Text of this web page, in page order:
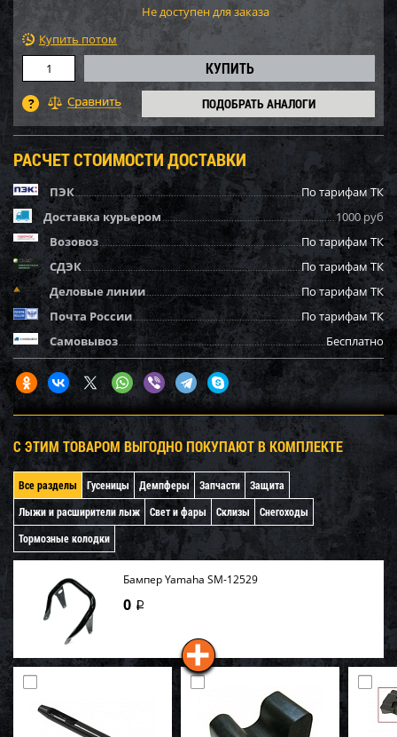
Не доступен для заказа
Купить потом
ПОДОБРАТЬ АНАЛОГИ
РАСЧЕТ СТОИМОСТИ ДОСТАВКИ
ПЭК
По тарифам ТК
Доставка курьером
1000 руб
Возовоз
По тарифам ТК
СДЭК
По тарифам ТК
Деловые линии
По тарифам ТК
Почта России
По тарифам ТК
Самовывоз
Бесплатно
С ЭТИМ ТОВАРОМ ВЫГОДНО ПОКУПАЮТ В КОМПЛЕКТЕ
Все разделы Гусеницы Демпферы Запчасти
Защита
Лыжи и расширители лыж
Свет и фары Склизы
Снегоходы
Тормозные колодки
Бампер Yamaha SM-12529
0 i